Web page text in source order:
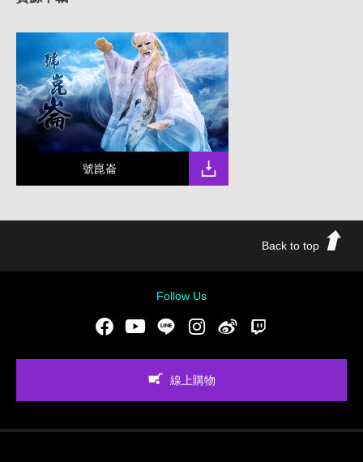
號崑崙
Back to top
Follow Us
FacebookYoutubeLINE Instgram新浪微博
線上購物